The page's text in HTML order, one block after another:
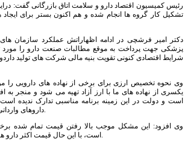
رئیس کمیسیون اقتصاد دارو و سلامت اتاق بازرگانی گفت:
تشکیل کار گروه ها انجام شده و هم اکنون بستر برای ایجاد
دکتر امیر فرشچی در ادامه اظهاراتش عملکرد سازمان
پزشکی جهت پرداخت به موقع مطالبات صنعت دارو را مورد
شرایط اقتصادی کنونی تقویت بنیه مالی شرکت های تولید
وی نحوه تخصیص ارزی برای برخی از نهاده های دارویی را
است و دولت در این زمینه برنامه مناسبی تدارک ندیده است
داروهای وارداتی ارز دولتی دریافت میکنند.
وی افزود: این مشکل موجب بالا رفتن‌ قیمت تمام شده
است، با این حال قیمت اکثر دارو های ما افزایش نداشته است.